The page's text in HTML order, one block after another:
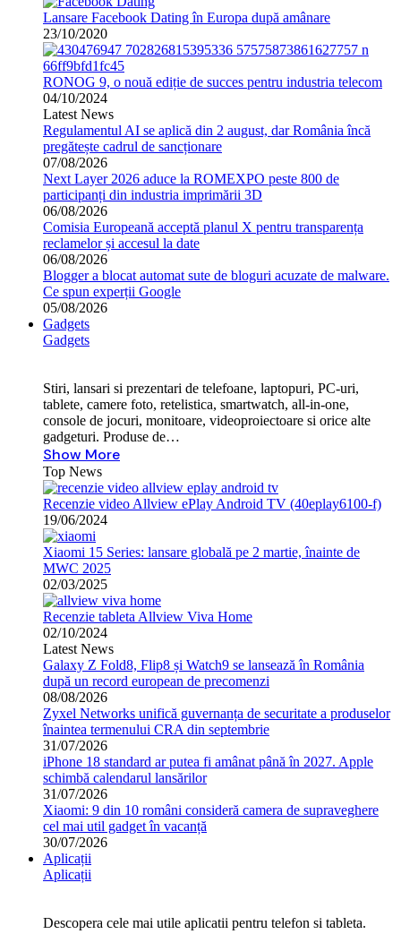
Lansare Facebook Dating în Europa după amânare
23/10/2020
RONOG 9, o nouă ediție de succes pentru industria telecom
04/10/2024
Latest News
Regulamentul AI se aplică din 2 august, dar România încă
pregătește cadrul de sancționare
07/08/2026
Next Layer 2026 aduce la ROMEXPO peste 800 de
participanți din industria imprimării 3D
06/08/2026
Comisia Europeană acceptă planul X pentru transparența
reclamelor și accesul la date
06/08/2026
Blogger a blocat automat sute de bloguri acuzate de malware.
Ce spun experții Google
05/08/2026
Gadgets
Gadgets
Stiri, lansari si prezentari de telefoane, laptopuri, PC-uri,
tablete, camere foto, retelistica, smartwatch, all-in-one,
console de jocuri, monitoare, videoproiectoare si orice alte
gadgeturi. Produse de…
Show More
Top News
Recenzie video Allview ePlay Android TV (40eplay6100-f)
19/06/2024
Xiaomi 15 Series: lansare globală pe 2 martie, înainte de
MWC 2025
02/03/2025
Recenzie tableta Allview Viva Home
02/10/2024
Latest News
Galaxy Z Fold8, Flip8 și Watch9 se lansează în România
după un record european de precomenzi
08/08/2026
Zyxel Networks unifică guvernanța de securitate a produselor
înaintea termenului CRA din septembrie
31/07/2026
iPhone 18 standard ar putea fi amânat până în 2027. Apple
schimbă calendarul lansărilor
31/07/2026
Xiaomi: 9 din 10 români consideră camera de supraveghere
cel mai util gadget în vacanță
30/07/2026
Aplicații
Aplicații
Descopera cele mai utile aplicatii pentru telefon si tableta.